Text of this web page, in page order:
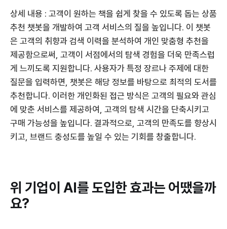
상세 내용 : 고객이 원하는 책을 쉽게 찾을 수 있도록 돕는 상품
추천 챗봇을 개발하여 고객 서비스의 질을 높입니다. 이 챗봇
은 고객의 취향과 검색 이력을 분석하여 개인 맞춤형 추천을
제공함으로써, 고객이 서점에서의 탐색 경험을 더욱 만족스럽
게 느끼도록 지원합니다. 사용자가 특정 장르나 주제에 대한
질문을 입력하면, 챗봇은 해당 정보를 바탕으로 최적의 도서를
추천합니다. 이러한 개인화된 접근 방식은 고객의 필요와 관심
에 맞춘 서비스를 제공하여, 고객의 탐색 시간을 단축시키고
구매 가능성을 높입니다. 결과적으로, 고객의 만족도를 향상시
키고, 브랜드 충성도를 높일 수 있는 기회를 창출합니다.
위 기업이 AI를 도입한 효과는 어땠을까
요?